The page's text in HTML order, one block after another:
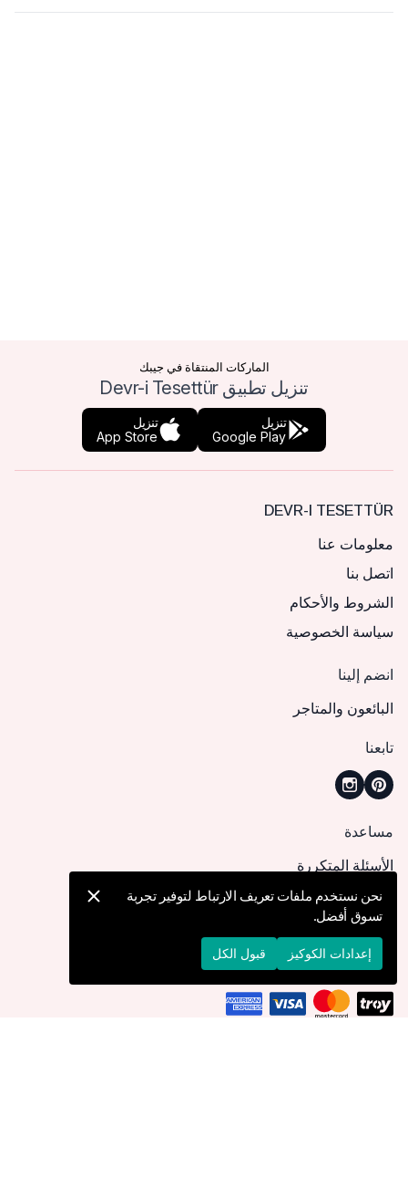
الماركات المنتقاة في جيبك
تنزيل تطبيق Devr-i Tesettür
تنزيل
Google Play
تنزيل
App Store
DEVR-I TESETTÜR
معلومات عنا
اتصل بنا
الشروط والأحكام
سياسة الخصوصية
انضم إلينا
البائعون والمتاجر
تابعنا
مساعدة
الأسئلة المتكررة
كيف يمكنني تقديم طلب؟
الشحن والتوصيل
الإرجاع والإلغاء
نحن نستخدم ملفات تعريف الارتباط لتوفير تجربة
تسوق أفضل.
إعدادات الكوكيز قبول الكل